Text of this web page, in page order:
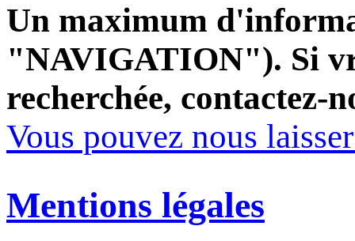
Un maximum
"NAVIGATION"). Si
recherchée, contactez-
Vous pouvez nous
Mentions légales